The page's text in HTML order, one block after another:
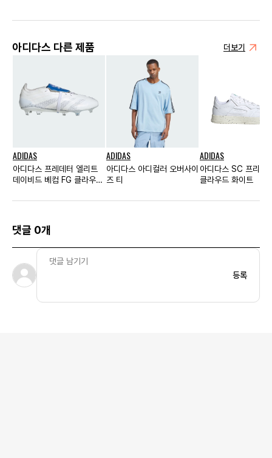
아디다스 다른 제품 더보기
ADIDAS
아디다스 프레데터 엘리트
데이비드 베컴 FG 클라우드
ADIDAS
아디다스 아디컬러 오버사이
즈 티
ADIDAS
아디다스 SC 프리미
클라우드 화이트
댓글 0개
등록